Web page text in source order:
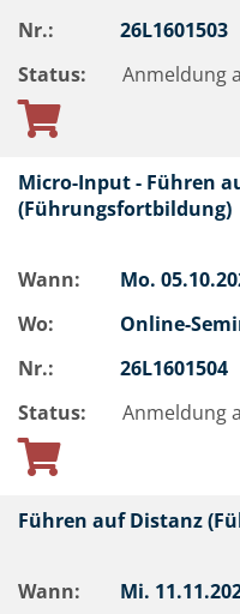
Nr.:
26L1601503
Status:
Anmeldung
Micro-Input - Führen
(Führungsfortbildung)
Wann: Mo.
Wo:
Online-
Nr.:
26L1601504
Status:
Anmeldung
Führen auf Distanz
Wann: Mi.